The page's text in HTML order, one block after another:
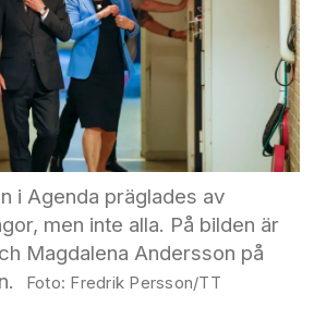
i Agenda präglades av
men inte alla. På bilden är
Magdalena Andersson på
Fredrik Persson/TT